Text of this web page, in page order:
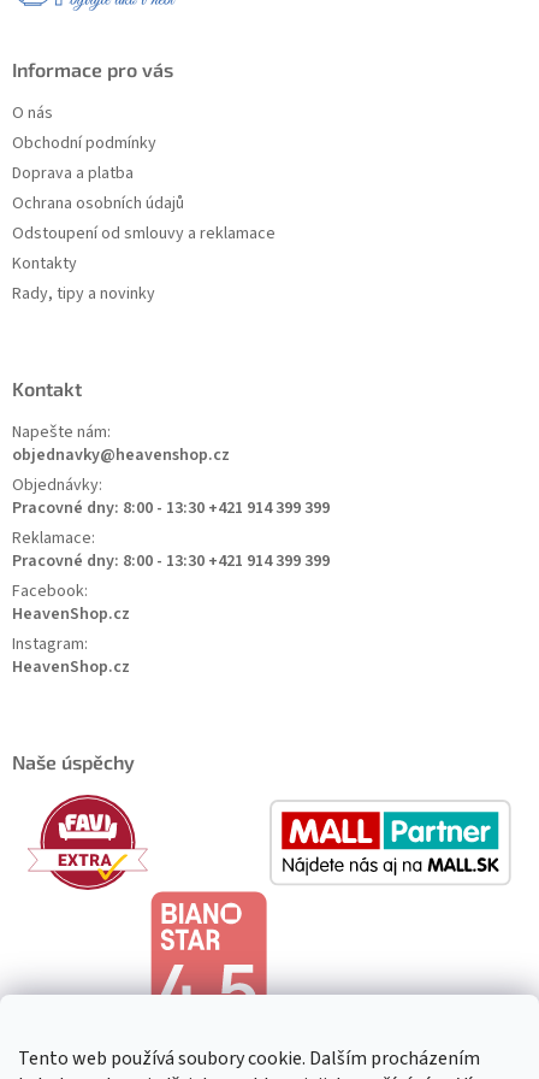
Tento web používá soubory cookie. Dalším procházením
Informace pro vás
O nás
Obchodní podmínky
Doprava a platba
Ochrana osobních údajů
Odstoupení od smlouvy a reklamace
Kontakty
Rady, tipy a novinky
Kontakt
Napešte nám:
objednavky@heavenshop.cz
Objednávky:
Pracovné dny: 8:00 - 13:30 +421 914 399 399
Reklamace:
Pracovné dny: 8:00 - 13:30 +421 914 399 399
Facebook:
HeavenShop.cz
Instagram:
HeavenShop.cz
Naše úspěchy